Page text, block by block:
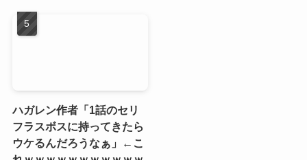
ハガレン作者「1話のセリ
フラスボスに持ってきたら
ウケるんだろうなぁ」←こ